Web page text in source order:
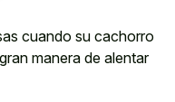
cuando su cachorro
manera de alentar